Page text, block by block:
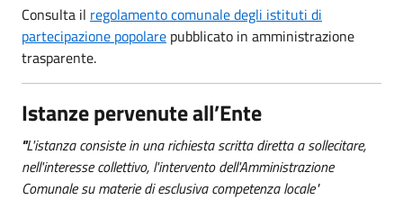
Consulta il regolamento comunale degli istituti di
partecipazione popolare pubblicato in amministrazione
trasparente.
Istanze pervenute all’Ente
"L'istanza consiste in una richiesta scritta diretta a sollecitare,
nell'interesse collettivo, l'intervento dell'Amministrazione
Comunale su materie di esclusiva competenza locale"